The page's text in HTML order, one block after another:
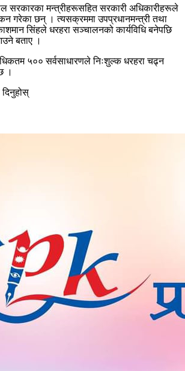
सरकारका मन्त्रीहरूसहित सरकारी अधिकारीहरूले
गरेका छन् । त्यसक्रममा उपप्रधानमन्त्री तथा
सिंहले धरहरा सञ्चालनको कार्यविधि बनेपछि
बताए ।
५०० सर्वसाधारणले निःशुल्क धरहरा चढ्न
।
दिनुहोस्